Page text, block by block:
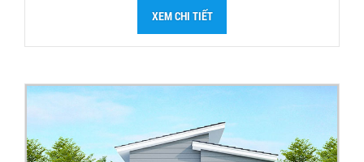
XEM CHI TIẾT